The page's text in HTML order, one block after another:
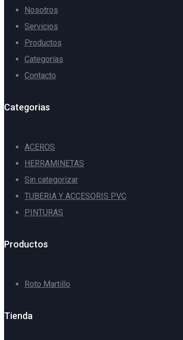
Nosotros
Servicios
Productos
Categorías
Contacto
Categorias
ACEROS
HERRAMINETAS
Sin categorizar
TUBERIA Y ACCESORIS PVC
PINTURAS
Productos
Roto Martillo
Tienda